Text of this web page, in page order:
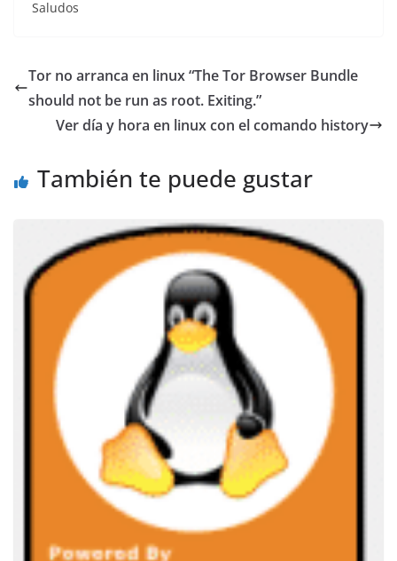
Saludos
Tor no arranca en linux “The Tor Browser Bundle
should not be run as root. Exiting.”
Ver día y hora en linux con el comando history
También te puede gustar